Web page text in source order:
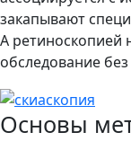
закапывают
А ретиноскопией
обследование
Основы